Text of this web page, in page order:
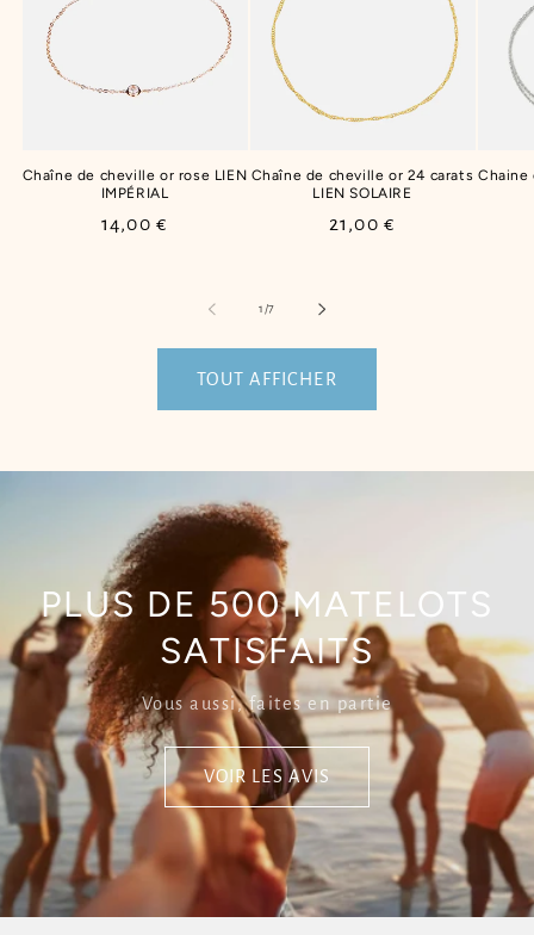
Chaîne de cheville or rose LIEN
IMPÉRIAL
Prix
14,00 €
Chaîne de cheville or 24 carats
LIEN SOLAIRE
Prix
21,00 €
Chaine
1/de
7
TOUT AFFICHER
PLUS DE 500 MATELOTS
SATISFAITS
Vous aussi, faites en partie
VOIR LES AVIS